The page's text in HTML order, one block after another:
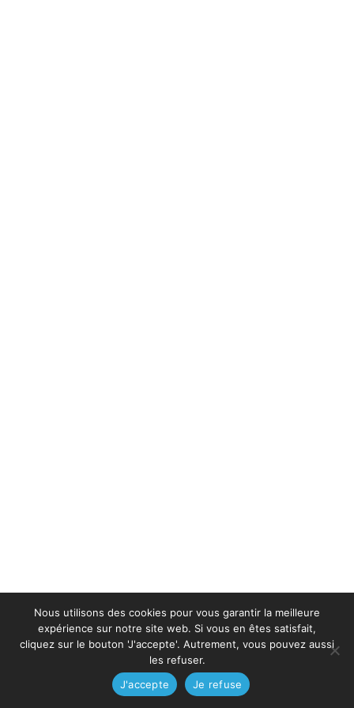
Nous utilisons des cookies pour vous garantir la meilleure
expérience sur notre site web. Si vous en êtes satisfait,
cliquez sur le bouton 'J'accepte'. Autrement, vous pouvez aussi
les refuser.
J'accepte
Je refuse